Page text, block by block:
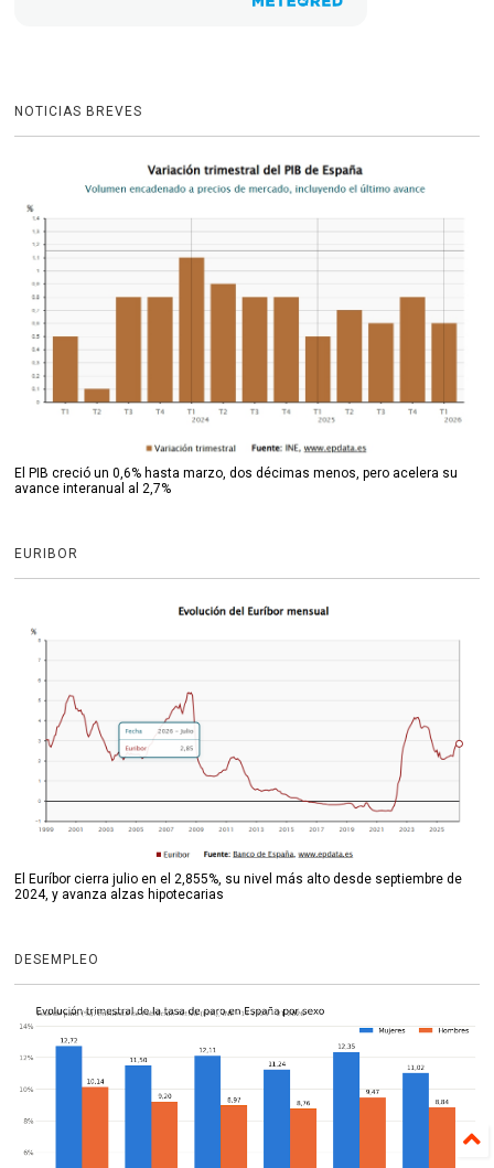
NOTICIAS BREVES
El PIB creció un 0,6% hasta marzo, dos décimas menos, pero acelera su
avance interanual al 2,7%
EURIBOR
El Euríbor cierra julio en el 2,855%, su nivel más alto desde septiembre de
2024, y avanza alzas hipotecarias
DESEMPLEO